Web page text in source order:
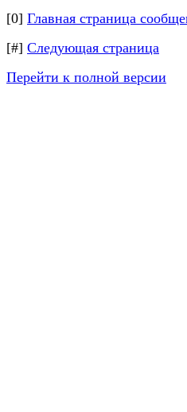
[0] Главная страница
[#] Следующая страница
Перейти к полной версии